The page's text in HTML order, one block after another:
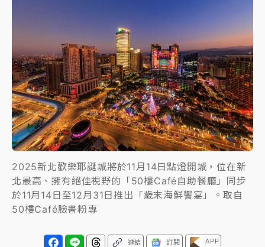
中信慈善基金會想增加董事人數！辜仲諒向法院聲請遭
駁 理由曝光
故宮《龍藏經》特展第2檔！今線上預約開賣一度塞車
周六起展出延長至晚上7時
台東農業處長涉圖利渡假村！東檢抗告成功 今重開羈
押庭
父親節泡湯了！中颱白海豚雨彈轟3天 「紅到發紫」降
雨熱區曝
2025新北歡樂耶誕城將於11月14日點燈開城，位在新
北最高、擁有絕佳視野的「50樓Café自助餐廳」同步
於11月14日至12月31日推出「歲末海鮮饗宴」。取自
50樓Café臉書粉專
連結 訂閱 APP